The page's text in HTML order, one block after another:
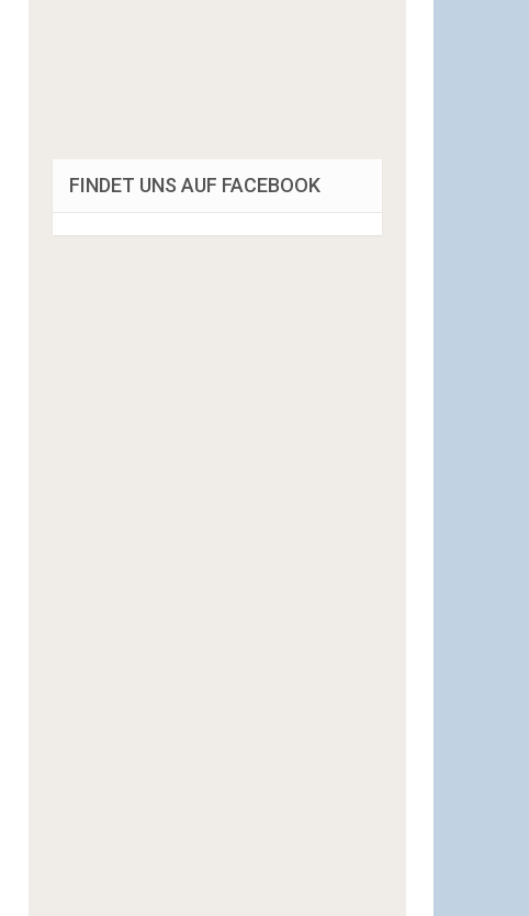
FINDET UNS AUF FACEBOOK